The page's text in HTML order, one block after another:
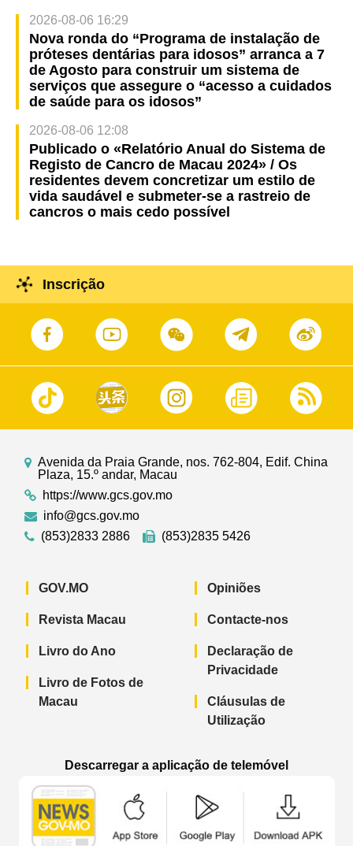
2026-08-06 16:29
Nova ronda do “Programa de instalação de
próteses dentárias para idosos” arranca a 7
de Agosto para construir um sistema de
serviços que assegure o “acesso a cuidados
de saúde para os idosos”
2026-08-06 12:08
Publicado o «Relatório Anual do Sistema de
Registo de Cancro de Macau 2024» / Os
residentes devem concretizar um estilo de
vida saudável e submeter-se a rastreio de
cancros o mais cedo possível
Inscrição
Avenida da Praia Grande, nos. 762-804, Edif. China
Plaza, 15.º andar, Macau
https://www.gcs.gov.mo
info@gcs.gov.mo
(853)2833 2886
(853)2835 5426
GOV.MO
Revista Macau
Livro do Ano
Livro de Fotos de
Macau
Opiniões
Contacte-nos
Declaração de
Privacidade
Cláusulas de
Utilização
Descarregar a aplicação de telemóvel